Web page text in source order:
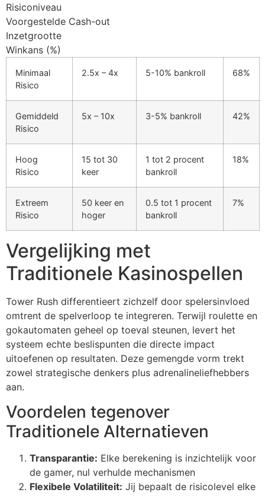
Hacklink
satın al
panel
panel
panel
panel
panel
panel
panel
panel
panel
panel
panel
panel
panel
Risiconiveau
Voorgestelde Cash-out
Inzetgrootte
Winkans (%)
Minimaal
Risico
2.5x – 4x 5-10% bankroll 68%
Gemiddeld
Risico
5x – 10x 3-5% bankroll 42%
Hoog
Risico
15 tot 30
keer
1 tot 2 procent
bankroll
18%
Extreem
Risico
50 keer en
hoger
0.5 tot 1 procent
bankroll
7%
Vergelijking met
Traditionele Kasinospellen
Tower Rush differentieert zichzelf door spelersinvloed
omtrent de spelverloop te integreren. Terwijl roulette en
gokautomaten geheel op toeval steunen, levert het
systeem echte beslispunten die directe impact
uitoefenen op resultaten. Deze gemengde vorm trekt
zowel strategische denkers plus adrenalineliefhebbers
aan.
Voordelen tegenover
Traditionele Alternatieven
Transparantie: Elke berekening is inzichtelijk voor
de gamer, nul verhulde mechanismen
Flexibele Volatiliteit: Jij bepaalt de risicolevel elke